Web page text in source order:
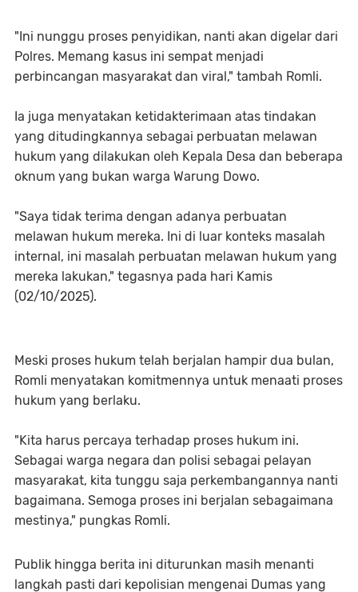
"Ini nunggu proses penyidikan, nanti akan digelar dari
Polres. Memang kasus ini sempat menjadi
perbincangan masyarakat dan viral," tambah Romli.
Ia juga menyatakan ketidakterimaan atas tindakan
yang ditudingkannya sebagai perbuatan melawan
hukum yang dilakukan oleh Kepala Desa dan beberapa
oknum yang bukan warga Warung Dowo.
"Saya tidak terima dengan adanya perbuatan
melawan hukum mereka. Ini di luar konteks masalah
internal, ini masalah perbuatan melawan hukum yang
mereka lakukan," tegasnya pada hari Kamis
(02/10/2025).
Meski proses hukum telah berjalan hampir dua bulan,
Romli menyatakan komitmennya untuk menaati proses
hukum yang berlaku.
"Kita harus percaya terhadap proses hukum ini.
Sebagai warga negara dan polisi sebagai pelayan
masyarakat, kita tunggu saja perkembangannya nanti
bagaimana. Semoga proses ini berjalan sebagaimana
mestinya," pungkas Romli.
Publik hingga berita ini diturunkan masih menanti
langkah pasti dari kepolisian mengenai Dumas yang